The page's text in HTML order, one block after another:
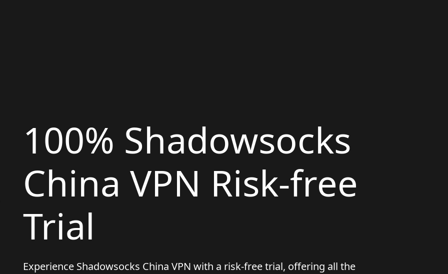
100% Shadowsocks
China VPN Risk-free
Trial
Experience Shadowsocks China VPN with a risk-free trial, offering all the